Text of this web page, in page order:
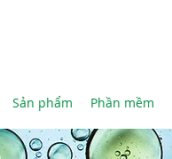
Sản phẩm Phần mềm